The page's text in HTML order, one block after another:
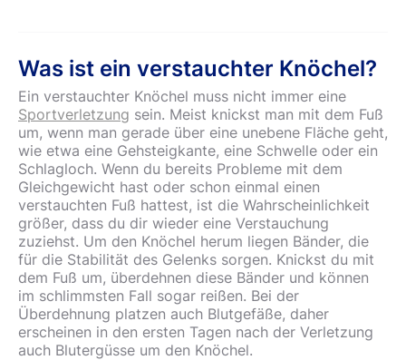
Was ist ein verstauchter Knöchel?
Ein verstauchter Knöchel muss nicht immer eine
Sportverletzung sein. Meist knickst man mit dem Fuß
um, wenn man gerade über eine unebene Fläche geht,
wie etwa eine Gehsteigkante, eine Schwelle oder ein
Schlagloch. Wenn du bereits Probleme mit dem
Gleichgewicht hast oder schon einmal einen
verstauchten Fuß hattest, ist die Wahrscheinlichkeit
größer, dass du dir wieder eine Verstauchung
zuziehst. Um den Knöchel herum liegen Bänder, die
für die Stabilität des Gelenks sorgen. Knickst du mit
dem Fuß um, überdehnen diese Bänder und können
im schlimmsten Fall sogar reißen. Bei der
Überdehnung platzen auch Blutgefäße, daher
erscheinen in den ersten Tagen nach der Verletzung
auch Blutergüsse um den Knöchel.